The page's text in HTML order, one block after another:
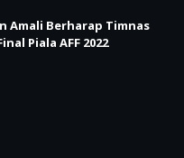
Amali Berharap Timnas
Piala AFF 2022